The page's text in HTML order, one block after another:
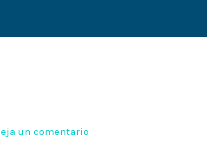
un comentario